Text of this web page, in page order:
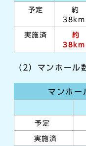
予定
約
38km
実施済
約
38km
（2）マンホール
マンホー
予定
実施済